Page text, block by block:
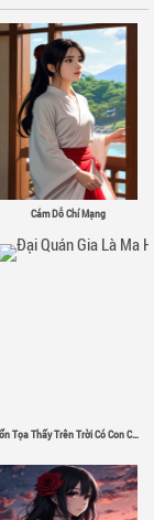
Cám Dỗ Chí Mạng
Bổn Tọa Thấy Trên Trời Có Con Chim Sắt Σ( ゜- ゜)